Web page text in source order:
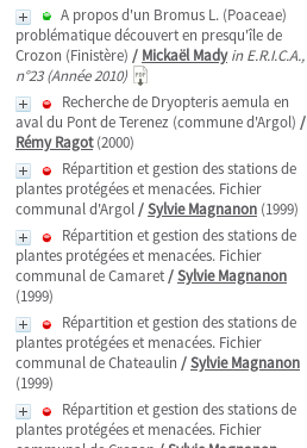
A propos d'un Bromus L. (Poaceae)
problématique découvert en presqu'île de
Crozon (Finistère) / Mickaël Mady in E.R.I.C.A.,
n°23 (Année 2010)
Recherche de Dryopteris aemula en
aval du Pont de Terenez (commune d'Argol) /
Rémy Ragot(2000)
Répartition et gestion des stations de
plantes protégées et menacées. Fichier
communal d'Argol/Sylvie Magnanon (1999)
Répartition et gestion des stations de
plantes protégées et menacées. Fichier
communal de Camaret/Sylvie Magnanon
(1999)
Répartition et gestion des stations de
plantes protégées et menacées. Fichier
communal de Chateaulin /Sylvie Magnanon
(1999)
Répartition et gestion des stations de
plantes protégées et menacées. Fichier